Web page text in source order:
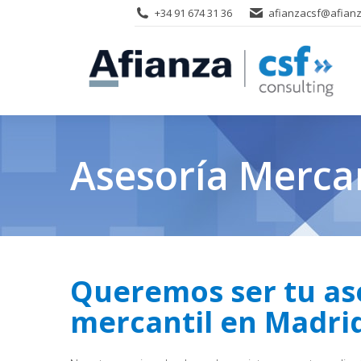
+34 91 674 31 36
Asesoría
Queremos ser tu
mercantil en